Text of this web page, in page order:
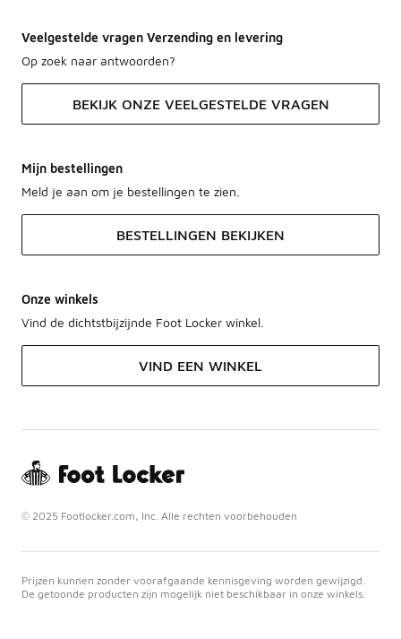
Veelgestelde vragen Verzending en levering
Op zoek naar antwoorden?
BEKIJK ONZE VEELGESTELDE VRAGEN
Mijn bestellingen
Meld je aan om je bestellingen te zien.
BESTELLINGEN BEKIJKEN
Onze winkels
Vind de dichtstbijzijnde Foot Locker winkel.
VIND EEN WINKEL
© 2025 Footlocker.com, Inc. Alle rechten voorbehouden
Prijzen kunnen zonder voorafgaande kennisgeving worden gewijzigd.
De getoonde producten zijn mogelijk niet beschikbaar in onze winkels.